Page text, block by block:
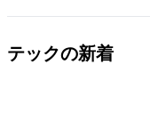
テックの新着